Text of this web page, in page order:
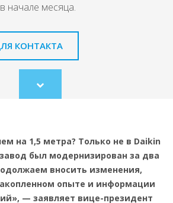
начале месяца.
КОНТАКТА
Scroll
to
на 1,5 метра? Только не в Daikin
был модернизирован за два
вносить изменения,
опыте и информации
— заявляет вице-президент